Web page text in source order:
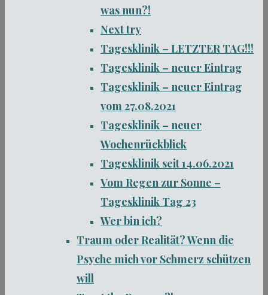
was nun?!
Next try
Tagesklinik – LETZTER TAG!!!
Tagesklinik – neuer Eintrag
Tagesklinik – neuer Eintrag
vom 27.08.2021
Tagesklinik – neuer
Wochenrückblick
Tagesklinik seit 14.06.2021
Vom Regen zur Sonne –
Tagesklinik Tag 23
Wer bin ich?
Traum oder Realität? Wenn die
Psyche mich vor Schmerz schützen
will